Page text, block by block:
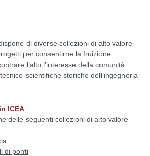
di diverse collezioni di alto valore
per consentirne la fruizione
l’alto l’interesse della comunità
scientifiche storiche dell’ingegneria
ICEA
delle seguenti collezioni di alto valore
di ponti